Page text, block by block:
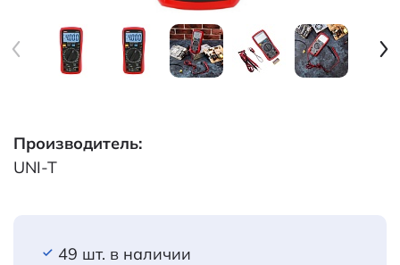
Производитель:
UNI-T
49 шт. в наличии